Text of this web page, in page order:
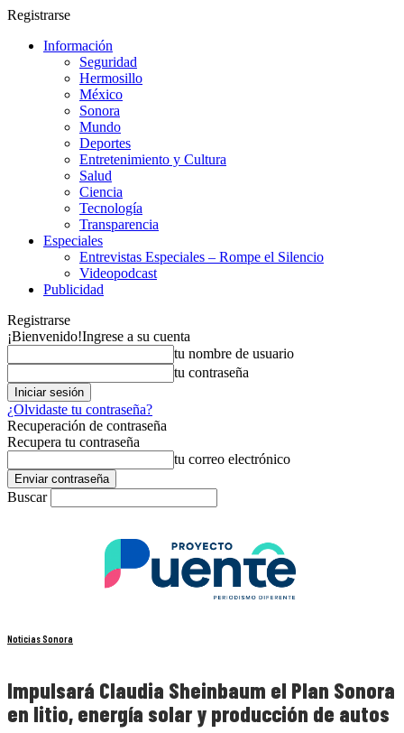
Registrarse
Información
Seguridad
Hermosillo
México
Sonora
Mundo
Deportes
Entretenimiento y Cultura
Salud
Ciencia
Tecnología
Transparencia
Especiales
Entrevistas Especiales – Rompe el Silencio
Videopodcast
Publicidad
Registrarse
¡Bienvenido!Ingrese a su cuenta
tu nombre de usuario
tu contraseña
¿Olvidaste tu contraseña?
Recuperación de contraseña
Recupera tu contraseña
tu correo electrónico
Buscar
Noticias Sonora
Impulsará Claudia Sheinbaum el Plan Sonora
en litio, energía solar y producción de autos